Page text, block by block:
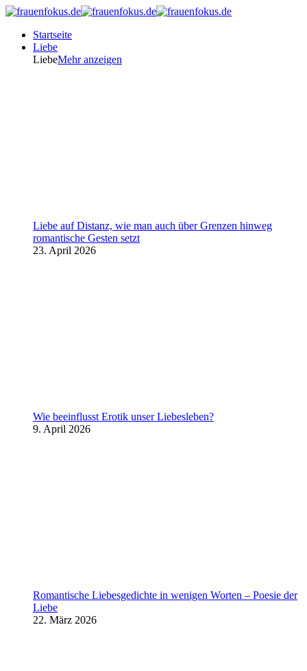
Startseite
Liebe
LiebeMehr anzeigen
Liebe auf Distanz, wie man auch über Grenzen hinweg
romantische Gesten setzt
23. April 2026
Wie beeinflusst Erotik unser Liebesleben?
9. April 2026
Romantische Liebesgedichte in wenigen Worten – Poesie der
Liebe
22. März 2026